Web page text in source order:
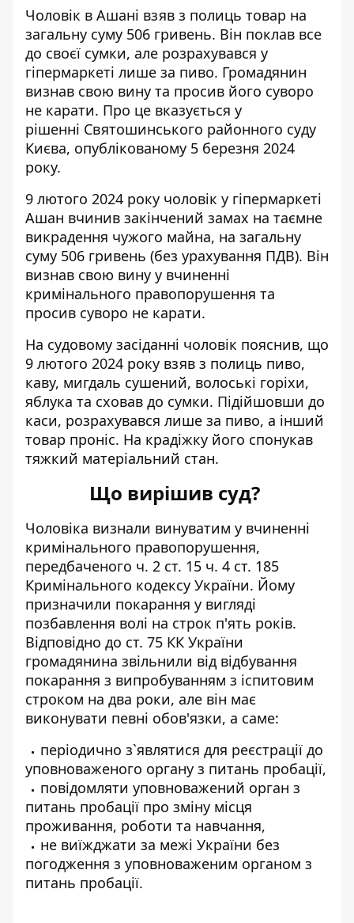
Чоловік в Ашані взяв з полиць товар на
загальну суму 506 гривень. Він поклав все
до своєї сумки, але розрахувався у
гіпермаркеті лише за пиво. Громадянин
визнав свою вину та просив його суворо
не карати. Про це вказується у
рішенні Святошинського районного суду
Києва, опублікованому 5 березня 2024
року.
9 лютого 2024 року чоловік у гіпермаркеті
Ашан вчинив закінчений замах на таємне
викрадення чужого майна, на загальну
суму 506 гривень (без урахування ПДВ). Він
визнав свою вину у вчиненні
кримінального правопорушення та
просив суворо не карати.
На судовому засіданні чоловік пояснив, що
9 лютого 2024 року взяв з полиць пиво,
каву, мигдаль сушений, волоські горіхи,
яблука та сховав до сумки. Підійшовши до
каси, розрахувався лише за пиво, а інший
товар проніс. На крадіжку його спонукав
тяжкий матеріальний стан.
Що вирішив суд?
Чоловіка визнали винуватим у вчиненні
кримінального правопорушення,
передбаченого ч. 2 ст. 15 ч. 4 ст. 185
Кримінального кодексу України. Йому
призначили покарання у вигляді
позбавлення волі на строк п'ять років.
Відповідно до ст. 75 КК України
громадянина звільнили від відбування
покарання з випробуванням з іспитовим
строком на два роки, але він має
виконувати певні обов'язки, а саме:
періодично з`являтися для реєстрації до
уповноваженого органу з питань пробації,
повідомляти уповноважений орган з
питань пробації про зміну місця
проживання, роботи та навчання,
не виїжджати за межі України без
погодження з уповноваженим органом з
питань пробації.